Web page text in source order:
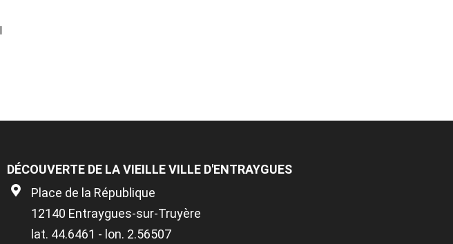
DÉCOUVERTE DE LA VIEILLE VILLE D'ENTRAYGUES
Place de la République
12140 Entraygues-sur-Truyère
lat. 44.6461 - lon. 2.56507